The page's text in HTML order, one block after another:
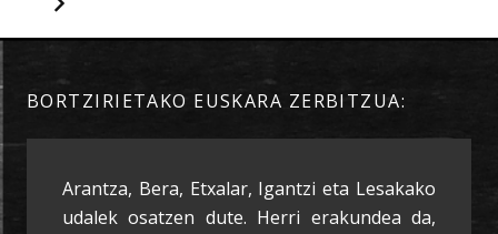
BORTZIRIETAKO EUSKARA ZERBITZUA:
Arantza, Bera, Etxalar, Igantzi eta Lesakako
udalek osatzen dute. Herri erakundea da,